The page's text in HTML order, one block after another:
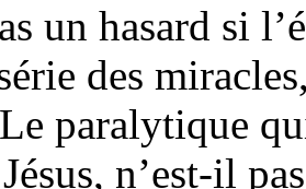
un hasard si
des
paralytique
n’est-il